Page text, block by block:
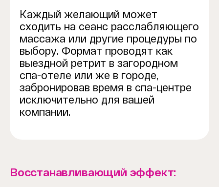
Каждый желающий может
сходить на сеанс расслабляющего
массажа или другие процедуры по
выбору. Формат проводят как
выездной ретрит в загородном
спа-отеле или же в городе,
забронировав время в спа-центре
исключительно для вашей
компании.
Восстанавливающий эффект: